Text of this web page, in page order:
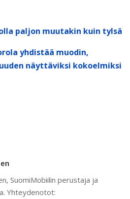
paljon muutakin kuin tylsä
yhdistää muodin,
näyttäviksi kokoelmiksi
SuomiMobiilin perustaja ja
Yhteydenotot: